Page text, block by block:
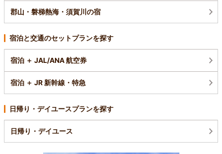
郡山・磐梯熱海・須賀川の宿
宿泊と交通のセットプランを探す
宿泊 ＋ JAL/ANA 航空券
宿泊 ＋ JR 新幹線・特急
日帰り・デイユースプランを探す
日帰り・デイユース